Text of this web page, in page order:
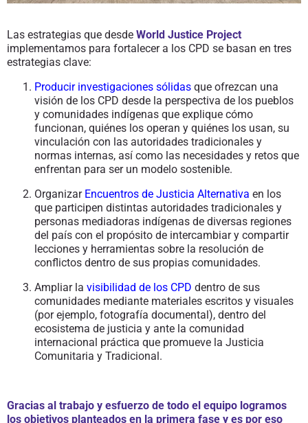
Las estrategias que desde World Justice Project
implementamos para fortalecer a los CPD se basan en tres
estrategias clave:
Producir investigaciones sólidas que ofrezcan una
visión de los CPD desde la perspectiva de los pueblos
y comunidades indígenas que explique cómo
funcionan, quiénes los operan y quiénes los usan, su
vinculación con las autoridades tradicionales y
normas internas, así como las necesidades y retos que
enfrentan para ser un modelo sostenible.
Organizar Encuentros de Justicia Alternativa en los
que participen distintas autoridades tradicionales y
personas mediadoras indígenas de diversas regiones
del país con el propósito de intercambiar y compartir
lecciones y herramientas sobre la resolución de
conflictos dentro de sus propias comunidades.
Ampliar la visibilidad de los CPD dentro de sus
comunidades mediante materiales escritos y visuales
(por ejemplo, fotografía documental), dentro del
ecosistema de justicia y ante la comunidad
internacional práctica que promueve la Justicia
Comunitaria y Tradicional.
Gracias al trabajo y esfuerzo de todo el equipo logramos
los objetivos planteados en la primera fase y es por eso